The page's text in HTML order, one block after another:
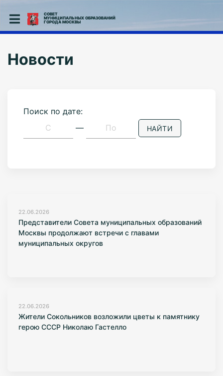
СОВЕТ
МУНИЦИПАЛЬНЫХ ОБРАЗОВАНИЙ
ГОРОДА МОСКВЫ
Новости
Поиск по дате:
—
НАЙТИ
22.06.2026
Представители Совета муниципальных образований
Москвы продолжают встречи с главами
муниципальных округов
22.06.2026
Жители Сокольников возложили цветы к памятнику
герою СССР Николаю Гастелло